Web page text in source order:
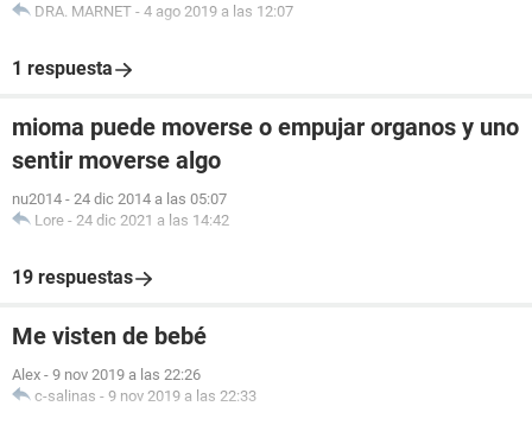
DRA. MARNET - 4 ago 2019 a las 12:07
1 respuesta
mioma puede moverse o empujar organos y uno
sentir moverse algo
nu2014 - 24 dic 2014 a las 05:07
Lore - 24 dic 2021 a las 14:42
19 respuestas
Me visten de bebé
Alex - 9 nov 2019 a las 22:26
c-salinas - 9 nov 2019 a las 22:33